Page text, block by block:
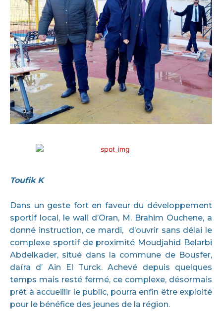
Toufik K
Dans un geste fort en faveur du développement
sportif local, le wali d’Oran, M. Brahim Ouchene, a
donné instruction, ce mardi, d’ouvrir sans délai le
complexe sportif de proximité Moudjahid Belarbi
Abdelkader, situé dans la commune de Bousfer,
daïra d’ Ain El Turck. Achevé depuis quelques
temps mais resté fermé, ce complexe, désormais
prêt à accueillir le public, pourra enfin être exploité
pour le bénéfice des jeunes de la région.